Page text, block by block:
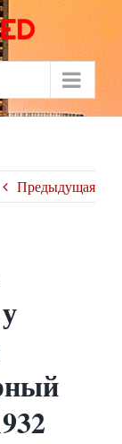
Предыдущая